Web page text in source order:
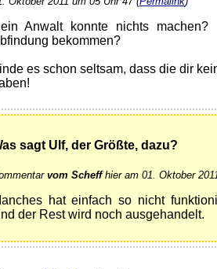
Anwalt konnte nichts
bekommen?
es schon seltsam, dass die dir
sagt Ulf, der Größte, dazu?
vom Scheffhier am 01. Oktober
hat einfach so nicht
der Rest wird noch ausgehandelt.